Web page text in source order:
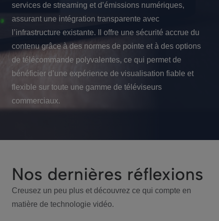
services de streaming et d’émissions numériques,
assurant une intégration transparente avec
l’infrastructure existante. Il offre une sécurité accrue du
contenu grâce à des normes de pointe et à des options
de télécommande polyvalentes, ce qui permet de
bénéficier d’une expérience de visualisation fiable et
flexible sur toute une gamme de téléviseurs
commerciaux.
Nos dernières réflexions
Creusez un peu plus et découvrez ce qui compte en
matière de technologie vidéo.